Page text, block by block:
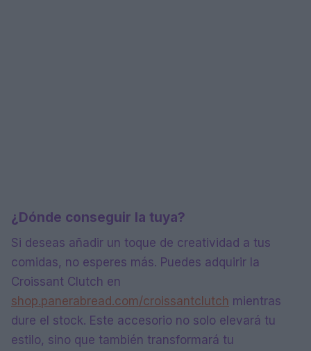
¿Dónde conseguir la tuya?
Si deseas añadir un toque de creatividad a tus
comidas, no esperes más. Puedes adquirir la
Croissant Clutch en
shop.panerabread.com/croissantclutch mientras
dure el stock. Este accesorio no solo elevará tu
estilo, sino que también transformará tu